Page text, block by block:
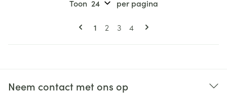
Pagina's
U lees momenteel pagina
1 Pagina
2 Pagina
3 Pagina
4
Toon per pagina
Neem contact met ons op